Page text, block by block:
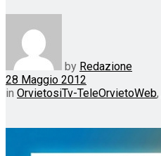
by Redazione
28 Maggio 2012
in OrvietosiTv-TeleOrvietoWeb,